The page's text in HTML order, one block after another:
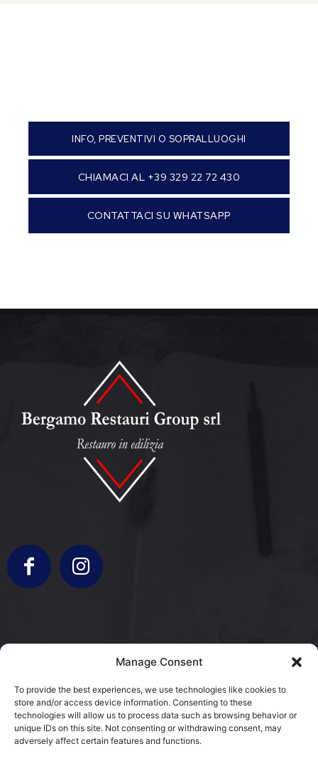
Manage Consent
To provide the best experiences, we use technologies like cookies to
store and/or access device information. Consenting to these
technologies will allow us to process data such as browsing behavior or
unique IDs on this site. Not consenting or withdrawing consent, may
adversely affect certain features and functions.
INFO, PREVENTIVI O SOPRALLUOGHI
CHIAMACI AL +39 329 22 72 430
CONTATTACI SU WHATSAPP
info@bergamorestauri.it
+ 329 227 2430 +39 3317103931
via Donatori di Sangue 5
25080 Mazzano, BS